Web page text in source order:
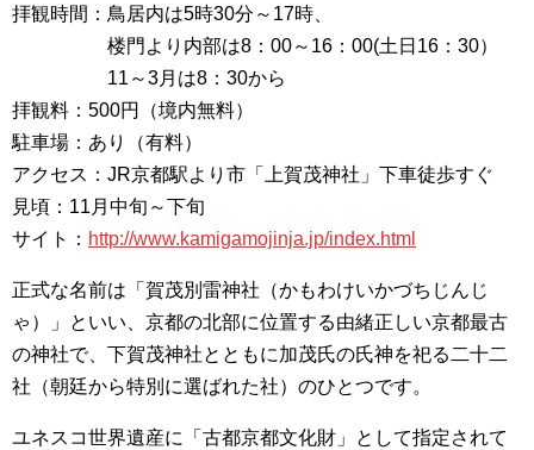
拝観時間：鳥居内は5時30分～17時、
楼門より内部は8：00～16：00(土日16：30）
11～3月は8：30から
拝観料：500円（境内無料）
駐車場：あり（有料）
アクセス：JR京都駅より市「上賀茂神社」下車徒歩すぐ
見頃：11月中旬～下旬
サイト： http://www.kamigamojinja.jp/index.html
正式な名前は「賀茂別雷神社（かもわけいかづちじんじ
ゃ）」といい、京都の北部に位置する由緒正しい京都最古
の神社で、下賀茂神社とともに加茂氏の氏神を祀る二十二
社（朝廷から特別に選ばれた社）のひとつです。
ユネスコ世界遺産に「古都京都文化財」として指定されて